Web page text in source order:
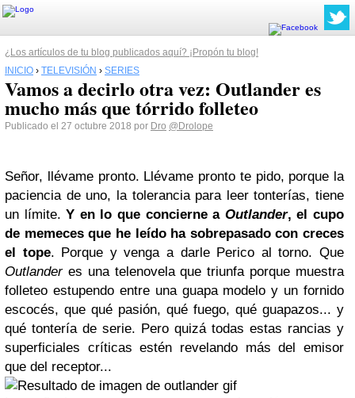
¿Los artículos de tu blog publicados aquí? ¡Propón tu blog!
INICIO › TELEVISIÓN › SERIES
Vamos a decirlo otra vez: Outlander es
mucho más que tórrido folleteo
Publicado el 27 octubre 2018 por Dro @Drolope
Señor, llévame pronto. Llévame pronto te pido, porque la
paciencia de uno, la tolerancia para leer tonterías, tiene
un límite.Y en lo que concierne a Outlander, el cupo
de memeces que he leído ha sobrepasado con creces
el tope. Porque y venga a darle Perico al torno. Que
Outlander es una telenovela que triunfa porque muestra
folleteo estupendo entre una guapa modelo y un fornido
escocés, que qué pasión, qué fuego, qué guapazos... y
qué tontería de serie. Pero quizá todas estas rancias y
superficiales críticas estén revelando más del emisor
que del receptor...